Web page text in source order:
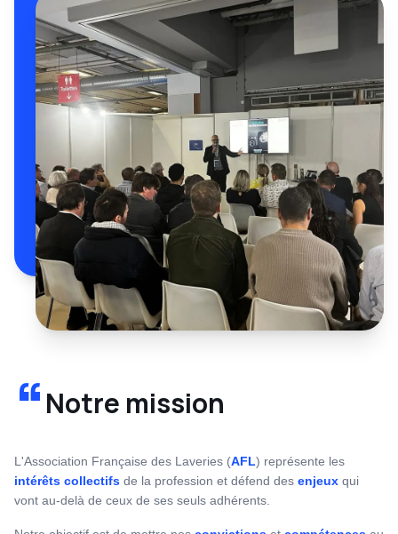
“Notre mission
L'Association Française des Laveries (AFL) représente les
intérêts collectifs de la profession et défend des enjeux qui
vont au-delà de ceux de ses seuls adhérents.